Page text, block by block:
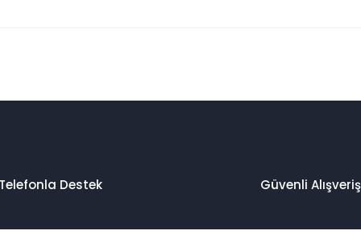
Telefonla Destek Güvenli Alışveriş